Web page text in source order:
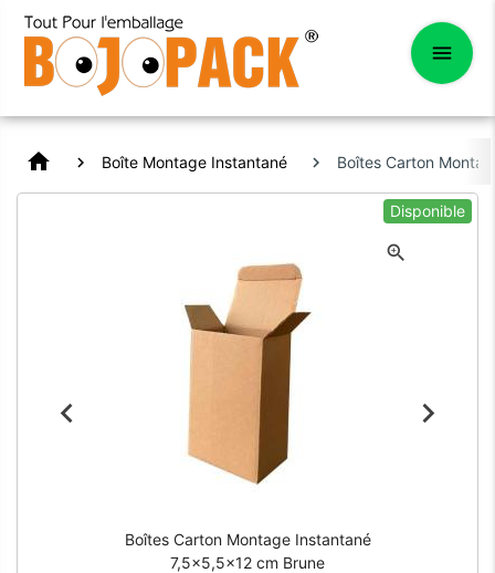
home Boîte Montage Instantané Boîtes Carton
Disponible
Boîtes Carton Montage Instantané
7,5x5,5x12 cm Brune